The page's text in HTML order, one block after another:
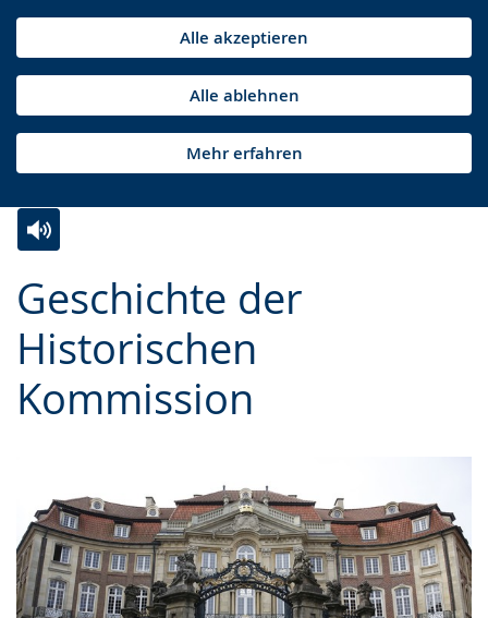
Alle akzeptieren
Alle ablehnen
Mehr erfahren
Geschichte der
Historischen
Kommission
Leichten
Sprache
wechseln.
Audio-
Unterstützung.
Video
in
Deutscher
Gebärdensprache